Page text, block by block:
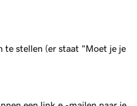
te stellen (er staat "Moet je je